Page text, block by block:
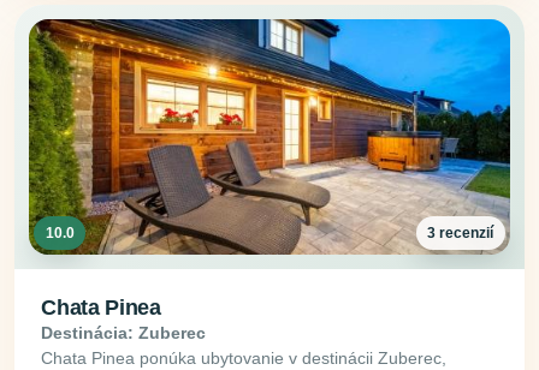
10.0 3 recenzií
Chata Pinea
Destinácia: Zuberec
Chata Pinea ponúka ubytovanie v destinácii Zuberec,